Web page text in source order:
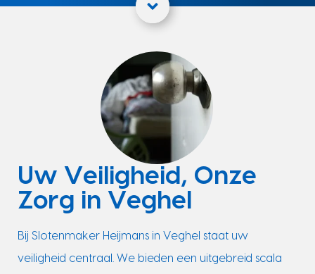
Uw Veiligheid, Onze
Zorg in Veghel
Bij Slotenmaker Heijmans in Veghel staat uw
veiligheid centraal. We bieden een uitgebreid scala